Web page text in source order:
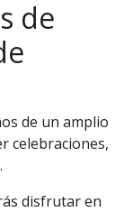
de
de un amplio
celebraciones,
disfrutar en